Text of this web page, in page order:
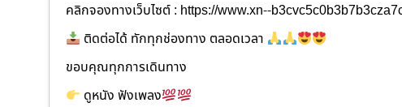
คลิกจองทางเว็บไซต์ : https://www.xn--
ติดต่อได้ ทักทุกช่องทาง ตลอดเวลา
ขอบคุณทุกการเดินทาง
ดูหนัง ฟังเพลง